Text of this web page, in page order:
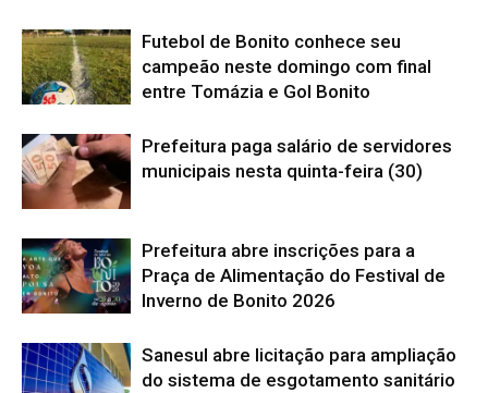
Futebol de Bonito conhece seu
campeão neste domingo com final
entre Tomázia e Gol Bonito
Prefeitura paga salário de servidores
municipais nesta quinta-feira (30)
Prefeitura abre inscrições para a
Praça de Alimentação do Festival de
Inverno de Bonito 2026
Sanesul abre licitação para ampliação
do sistema de esgotamento sanitário